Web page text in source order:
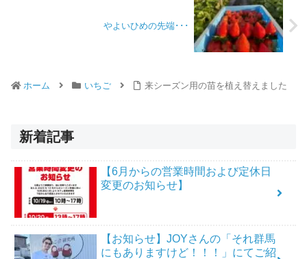
やよいひめの先端･･･
ホーム いちご 来シーズン用の苗を植え替えました
新着記事
【6月からの営業時間および定休日
変更のお知らせ】
【お知らせ】JOYさんの「それ群馬
にもありますけど！！！」にてご紹